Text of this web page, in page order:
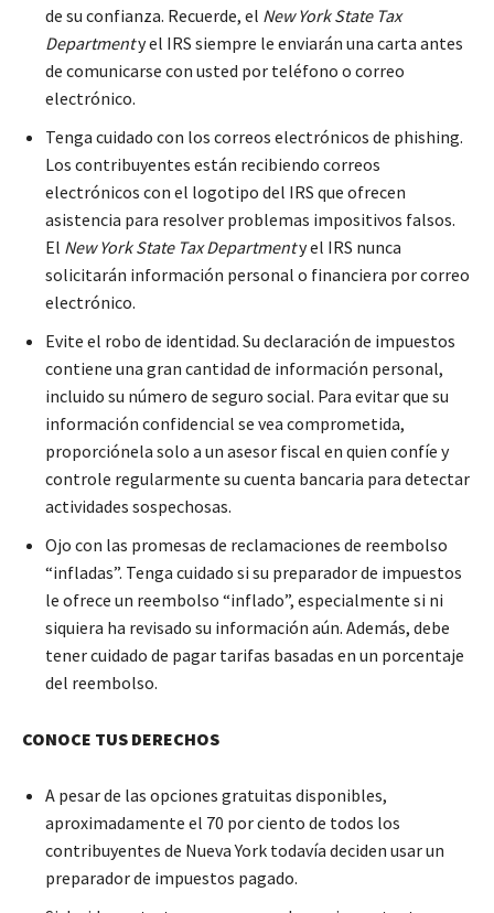
de su confianza. Recuerde, el New York State Tax
Departmenty el IRS siempre le enviarán una carta antes
de comunicarse con usted por teléfono o correo
electrónico.
Tenga cuidado con los correos electrónicos de phishing.
Los contribuyentes están recibiendo correos
electrónicos con el logotipo del IRS que ofrecen
asistencia para resolver problemas impositivos falsos.
El New York State Tax Departmenty el IRS nunca
solicitarán información personal o financiera por correo
electrónico.
Evite el robo de identidad. Su declaración de impuestos
contiene una gran cantidad de información personal,
incluido su número de seguro social. Para evitar que su
información confidencial se vea comprometida,
proporciónela solo a un asesor fiscal en quien confíe y
controle regularmente su cuenta bancaria para detectar
actividades sospechosas.
Ojo con las promesas de reclamaciones de reembolso
“infladas”. Tenga cuidado si su preparador de impuestos
le ofrece un reembolso “inflado”, especialmente si ni
siquiera ha revisado su información aún. Además, debe
tener cuidado de pagar tarifas basadas en un porcentaje
del reembolso.
CONOCE TUS DERECHOS
A pesar de las opciones gratuitas disponibles,
aproximadamente el 70 por ciento de todos los
contribuyentes de Nueva York todavía deciden usar un
preparador de impuestos pagado.